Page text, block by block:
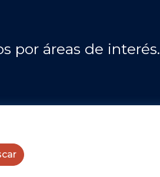
por áreas de interés.